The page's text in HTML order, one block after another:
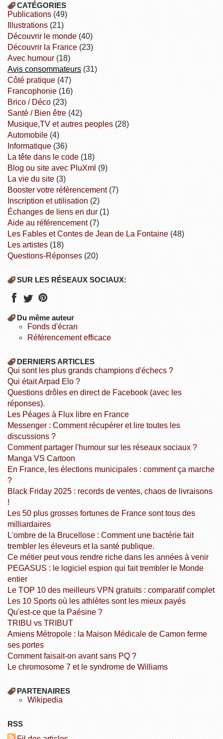
CATÉGORIES
publications(49)
illustrations(21)
découvrir le monde(40)
découvrir la France(23)
avec humour(18)
avis consommateurs(31)
côté pratique(47)
Francophonie(16)
Brico / Déco(23)
Santé / Bien être(42)
Musique,TV et autres peoples(28)
Automobile(4)
informatique(36)
la tête dans le code(18)
Blog ou site avec PluXml (9)
la vie du site(3)
booster votre référencement(7)
inscription et utilisation (2)
échanges de liens en dur(1)
aide au référencement(7)
Les Fables et Contes de Jean de La Fontaine(48)
Les artistes(18)
Questions-Réponses(20)
SUR LES RÉSEAUX SOCIAUX:
Du même auteur
fonds d'écran
référencement efficace
DERNIERS ARTICLES
Qui sont les plus grands champions d'échecs ?
Qui était Arpad Elo ?
Questions drôles en direct de Facebook (avec les
réponses).
Les Péages à Flux libre en France
Messenger : Comment récupérer et lire toutes les
discussions ?
Comment partager l'humour sur les réseaux sociaux ?
Manga VS Cartoon
En France, les élections municipales : comment ça marche
?
Black Friday 2025 : records de ventes, chaos de livraisons
!
Les 50 plus grosses fortunes de France sont tous des
milliardaires
L'ombre de la Brucellose : Comment une bactérie fait
trembler les éleveurs et la santé publique.
Ce métier peut vous rendre riche dans les années à venir
PEGASUS : le logiciel espion qui fait trembler le Monde
entier
Le TOP 10 des meilleurs VPN gratuits : comparatif complet
Les 10 Sports où les athlètes sont les mieux payés
Qu'est-ce que la Paésine ?
TRIBU vs TRIBUT
Amiens Métropole : la Maison Médicale de Camon ferme
ses portes
Comment faisait-on avant sans PQ ?
Le chromosome 7 et le syndrome de Williams
PARTENAIRES
wikipedia
RSS